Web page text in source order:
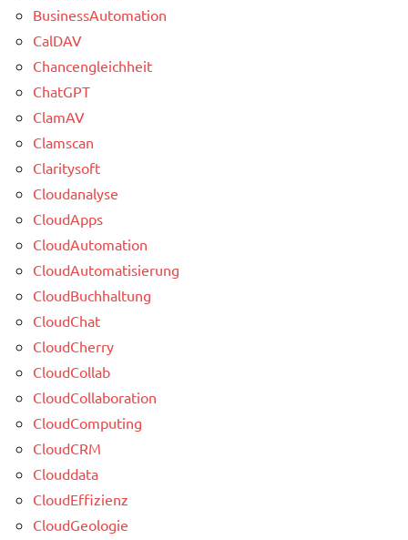
BusinessAutomation
CalDAV
Chancengleichheit
ChatGPT
ClamAV
Clamscan
Claritysoft
Cloudanalyse
CloudApps
CloudAutomation
CloudAutomatisierung
CloudBuchhaltung
CloudChat
CloudCherry
CloudCollab
CloudCollaboration
CloudComputing
CloudCRM
Clouddata
CloudEffizienz
CloudGeologie